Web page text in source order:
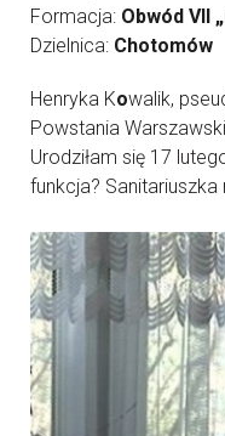
Formacja: Obwód VII
Dzielnica: Chotomów
Henryka Kowalik,
Powstania
Urodziłam się 17
funkcja? Sanitariuszka